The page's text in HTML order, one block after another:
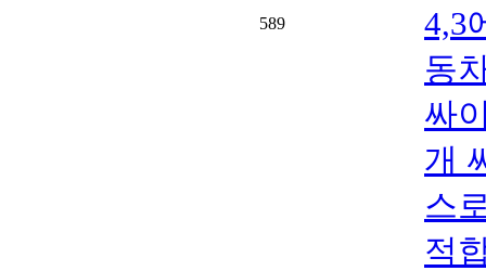
589
4,3
동
싸
개
스
적